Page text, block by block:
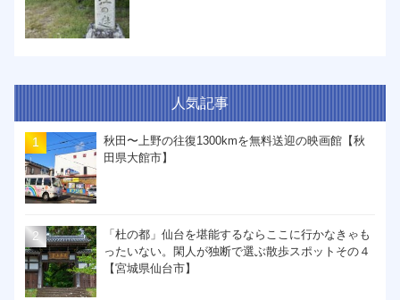
人気記事
秋田〜上野の往復1300kmを無料送迎の映画館【秋
田県大館市】
「杜の都」仙台を堪能するならここに行かなきゃも
ったいない。閑人が独断で選ぶ散歩スポットその４
【宮城県仙台市】